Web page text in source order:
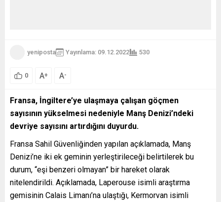
yeniposta Yayınlama: 09.12.2022 530
0 A+ A-
Fransa, İngiltere’ye ulaşmaya çalışan göçmen
sayısının yükselmesi nedeniyle Manş Denizi’ndeki
devriye sayısını artırdığını duyurdu.
Fransa Sahil Güvenliğinden yapılan açıklamada, Manş
Denizi’ne iki ek geminin yerleştirileceği belirtilerek bu
durum, “eşi benzeri olmayan” bir hareket olarak
nitelendirildi. Açıklamada, Laperouse isimli araştırma
gemisinin Calais Limanı’na ulaştığı, Kermorvan isimli